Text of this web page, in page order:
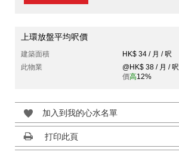
上環放盤平均呎價
建築面積
HK$ 34 / 月 / 呎
此物業
@HK$ 38 / 月 / 呎
價高12%
加入到我的心水名單
打印此頁